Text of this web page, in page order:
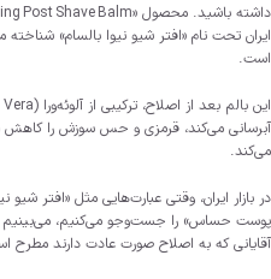
داشته باشید. محصول «Post Shave Balm
ایران تحت نام «افتر شیو نیوا بالسام»
است.
آبرسانی می‌کند، قرمزی و حس سوزش را
می‌کند.
در بازار ایران، وقتی عبارت‌هایی مثل «افتر
پوست حساس» را جست‌وجو می‌کنیم، می‌بینیم
آقایانی که به اصلاح صورت عادت دارند مطرح